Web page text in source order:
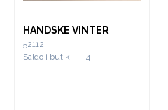
HANDSKE VINTER
52112
Saldo i butik
4